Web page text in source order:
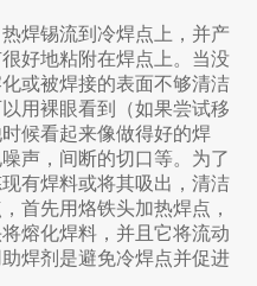
焊锡流到冷焊点上，并产
好地粘附在焊点上。当没
或被焊接的表面不够清洁
用裸眼看到（如果尝试移
候看起来像做得好的焊
声，间断的切口等。为了
有焊料或将其吸出，清洁
首先用烙铁头加热焊点，
熔化焊料，并且它将流动
焊剂是避免冷焊点并促进